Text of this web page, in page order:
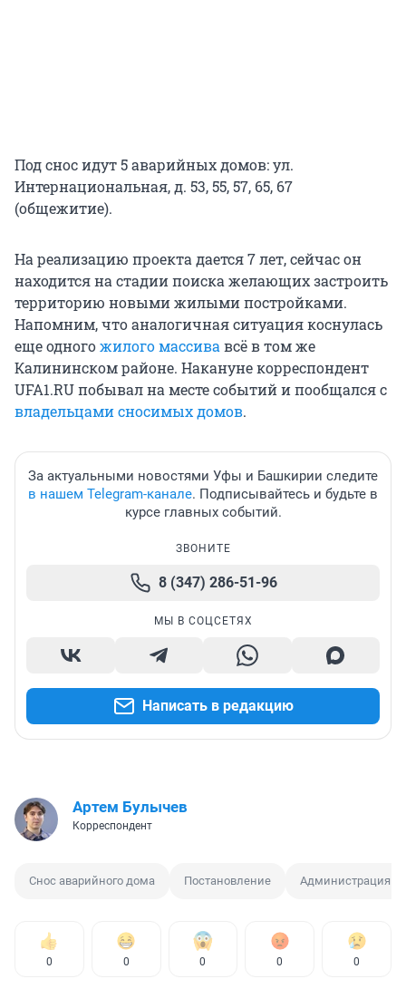
Под снос идут 5 аварийных домов: ул.
Интернациональная, д. 53, 55, 57, 65, 67
(общежитие).
На реализацию проекта дается 7 лет, сейчас он
находится на стадии поиска желающих застроить
территорию новыми жилыми постройками.
Напомним, что аналогичная ситуация коснулась
еще одногожилого массива всё в том же
Калининском районе. Накануне корреспондент
UFA1.RU побывал на месте событий и пообщался с
владельцами сносимых домов.
За актуальными новостями Уфы и Башкирии следите
в нашем Telegram-канале. Подписывайтесь и будьте в
курсе главных событий.
ЗВОНИТЕ
8 (347) 286-51-96
МЫ В СОЦСЕТЯХ
Написать в редакцию
Артем Булычев
Корреспондент
Снос аварийного дома Постановление Администрация
0 0 0 0 0